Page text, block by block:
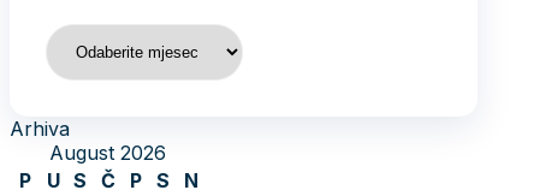
Arhiva
Arhiva
August 2026
P
U S Č P S
N